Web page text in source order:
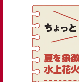
夏を象
水上花